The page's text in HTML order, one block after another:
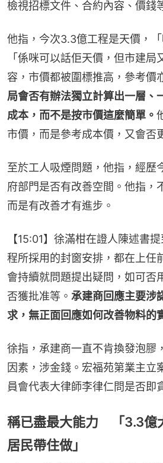
檢視招標文件、合約內容、價錢
他指，今次3.3億工程是天價，「
「係咪可以話佢天價，但市建
容，市價都被圍標推高，參考價
局會否有辦法獨立計算出一層、
成本，而不是按市價這麼簡單。
市價，而是參考成本價，又會否
至於工人吸煙問題，他指，經歷
府部門是否有改善空間。他指，
而是有改善才有進步。
【15:01】徐滿柑在證人陳述書
程所採用的封窗安排，都在上任
會持續就問題提出疑問，如可否
否獲批准等。 承建商回應主要涉
求，無正面回應如何改善物料的
徐指，承建商一直不肯換發泡膠
因素，涉金錢。宏福苑第業主立
員會代表大律師李律仁問是否即
稱已盡最大能力 「3.3億
居民帶住做」